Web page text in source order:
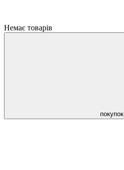
Немає товарів
покупок